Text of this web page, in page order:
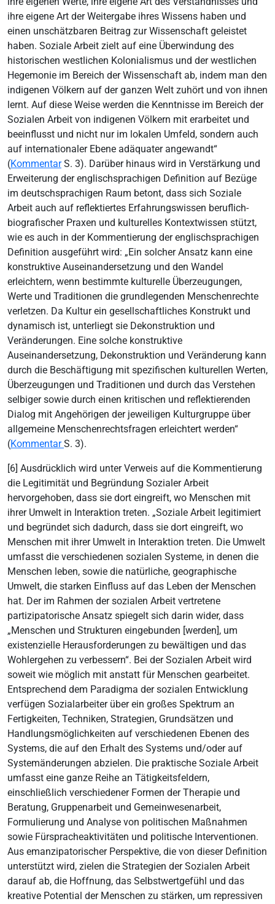
ihre eigene Art der Weitergabe ihres Wissens haben und
einen unschätzbaren Beitrag zur Wissenschaft geleistet
haben. Soziale Arbeit zielt auf eine Überwindung des
historischen westlichen Kolonialismus und der westlichen
Hegemonie im Bereich der Wissenschaft ab, indem man den
indigenen Völkern auf der ganzen Welt zuhört und von ihnen
lernt. Auf diese Weise werden die Kenntnisse im Bereich der
Sozialen Arbeit von indigenen Völkern mit erarbeitet und
beeinflusst und nicht nur im lokalen Umfeld, sondern auch
auf internationaler Ebene adäquater angewandt“
(KommentarS. 3). Darüber hinaus wird in Verstärkung und
Erweiterung der englischsprachigen Definition auf Bezüge
im deutschsprachigen Raum betont, dass sich Soziale
Arbeit auch auf reflektiertes Erfahrungswissen beruflich-
biografischer Praxen und kulturelles Kontextwissen stützt,
wie es auch in der Kommentierung der englischsprachigen
Definition ausgeführt wird: „Ein solcher Ansatz kann eine
konstruktive Auseinandersetzung und den Wandel
erleichtern, wenn bestimmte kulturelle Überzeugungen,
Werte und Traditionen die grundlegenden Menschenrechte
verletzen. Da Kultur ein gesellschaftliches Konstrukt und
dynamisch ist, unterliegt sie Dekonstruktion und
Veränderungen. Eine solche konstruktive
Auseinandersetzung, Dekonstruktion und Veränderung kann
durch die Beschäftigung mit spezifischen kulturellen Werten,
Überzeugungen und Traditionen und durch das Verstehen
selbiger sowie durch einen kritischen und reflektierenden
Dialog mit Angehörigen der jeweiligen Kulturgruppe über
allgemeine Menschenrechtsfragen erleichtert werden“
(Kommentar S. 3).
[6] Ausdrücklich wird unter Verweis auf die Kommentierung
die Legitimität und Begründung Sozialer Arbeit
hervorgehoben, dass sie dort eingreift, wo Menschen mit
ihrer Umwelt in Interaktion treten. „Soziale Arbeit legitimiert
und begründet sich dadurch, dass sie dort eingreift, wo
Menschen mit ihrer Umwelt in Interaktion treten. Die Umwelt
umfasst die verschiedenen sozialen Systeme, in denen die
Menschen leben, sowie die natürliche, geographische
Umwelt, die starken Einfluss auf das Leben der Menschen
hat. Der im Rahmen der sozialen Arbeit vertretene
partizipatorische Ansatz spiegelt sich darin wider, dass
„Menschen und Strukturen eingebunden [werden], um
existenzielle Herausforderungen zu bewältigen und das
Wohlergehen zu verbessern“. Bei der Sozialen Arbeit wird
soweit wie möglich mit anstatt für Menschen gearbeitet.
Entsprechend dem Paradigma der sozialen Entwicklung
verfügen Sozialarbeiter über ein großes Spektrum an
Fertigkeiten, Techniken, Strategien, Grundsätzen und
Handlungsmöglichkeiten auf verschiedenen Ebenen des
Systems, die auf den Erhalt des Systems und/oder auf
Systemänderungen abzielen. Die praktische Soziale Arbeit
umfasst eine ganze Reihe an Tätigkeitsfeldern,
einschließlich verschiedener Formen der Therapie und
Beratung, Gruppenarbeit und Gemeinwesenarbeit,
Formulierung und Analyse von politischen Maßnahmen
sowie Fürspracheaktivitäten und politische Interventionen.
Aus emanzipatorischer Perspektive, die von dieser Definition
unterstützt wird, zielen die Strategien der Sozialen Arbeit
darauf ab, die Hoffnung, das Selbstwertgefühl und das
kreative Potential der Menschen zu stärken, um repressiven